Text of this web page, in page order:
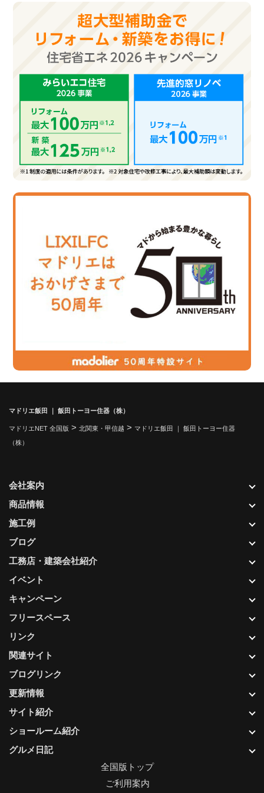
マドリエ飯田 ｜ 飯田トーヨー住器（株）
マドリエNET 全国版 > 北関東・甲信越 > マドリエ飯田 ｜ 飯田トーヨー住器
（株）
更新情報
サイト紹介
ショールーム紹介
グルメ日記
会社案内
商品情報
施工例
ブログ
工務店・建築会社紹介
イベント
キャンペーン
フリースペース
リンク
関連サイト
ブログリンク
全国版トップ
ご利用案内